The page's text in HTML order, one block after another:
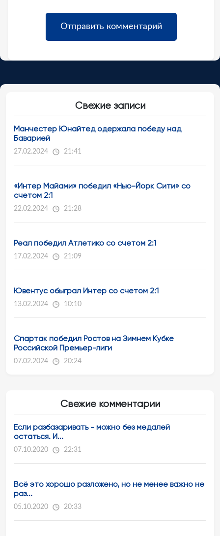
Свежие записи
Манчестер Юнайтед одержала победу над
Баварией
27.02.2024 21:41
«Интер Майами» победил «Нью-Йорк Сити» со
счетом 2:1
22.02.2024 21:28
Реал победил Атлетико со счетом 2:1
17.02.2024 21:09
Ювентус обыграл Интер со счетом 2:1
13.02.2024 10:10
Спартак победил Ростов на Зимнем Кубке
Российской Премьер-лиги
07.02.2024 20:24
Свежие комментарии
Если разбазаривать - можно без медалей
остаться. И...
07.10.2020 22:31
Всё это хорошо разложено, но не менее важно не
раз...
05.10.2020 20:33